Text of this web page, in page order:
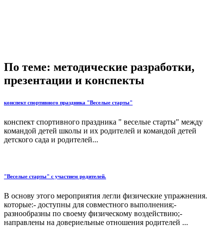
По теме: методические разработки,
презентации и конспекты
конспект спортивного праздника "Веселые старты"
конспект спортивного праздника " веселые старты" между
командой детей школы и их родителей и командой детей
детского сада и родителей...
"Веселые старты" с участием родителей.
В основу этого мероприятия легли физические упражнения.
которые:- доступны для совместного выполнения;-
разнообразны по своему физическому воздействию;-
направлены на довериельные отношения родителей ...